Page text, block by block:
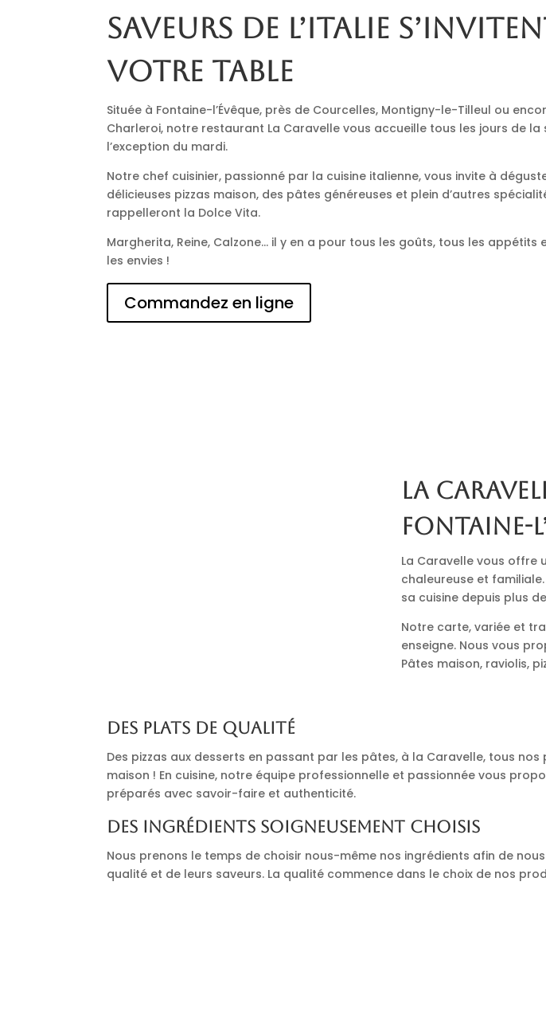
saveurs de l’Italie
votre table
Située à Fontaine-l’Évêque, près de Courcelles, Montigny-le-Tilleul ou
Charleroi, notre restaurant La Caravelle vous accueille tous les jours de la
l’exception du mardi.
Notre chef cuisinier, passionné par la cuisine italienne, vous invite à
délicieuses pizzas maison, des pâtes généreuses et plein d’autres
rappelleront la Dolce Vita.
Margherita, Reine, Calzone… il y en a pour tous les goûts, tous les appétits
les envies !
Commandez en ligne
La
Fontaine-
La Caravelle vous offre
chaleureuse et
sa cuisine depuis plus
Notre carte, variée et
enseigne. Nous vous
Pâtes maison, raviolis,
Des plats de qualité
Des pizzas aux desserts en passant par les pâtes, à la Caravelle, tous
maison ! En cuisine, notre équipe professionnelle et passionnée vous
préparés avec savoir-faire et authenticité.
Des ingrédients soigneusement choisis
Nous prenons le temps de choisir nous-même nos ingrédients afin de
qualité et de leurs saveurs. La qualité commence dans le choix de nos